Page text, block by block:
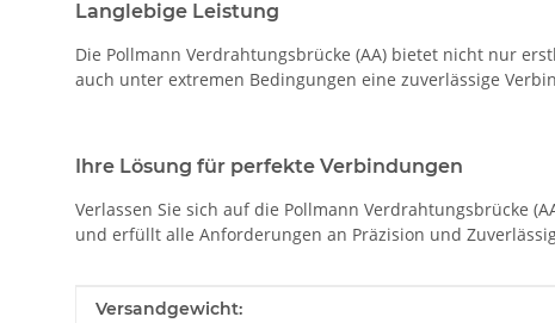
Langlebige Leistung
Die Pollmann Verdrahtungsbrücke (AA) bietet nicht nur
auch unter extremen Bedingungen eine zuverlässige
Ihre Lösung für perfekte Verbindungen
Verlassen Sie sich auf die Pollmann Verdrahtungsbrücke
und erfüllt alle Anforderungen an Präzision und
Produkteigenschaft
Wert
Versandgewicht: